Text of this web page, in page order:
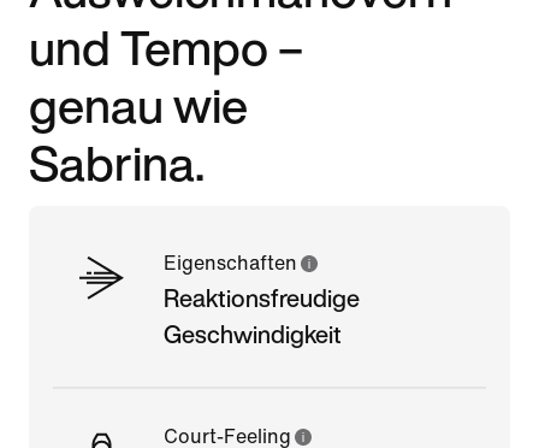
und Tempo –
genau wie
Sabrina.
Eigenschaften
Reaktionsfreudige
Geschwindigkeit
Court-Feeling